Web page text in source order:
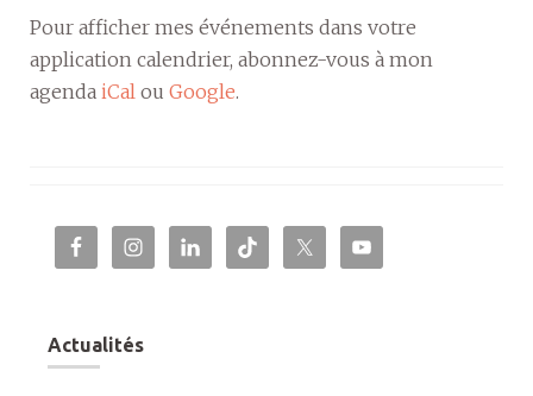
Pour afficher mes événements dans votre
application calendrier, abonnez-vous à mon
agenda iCal ou Google.
Actualités